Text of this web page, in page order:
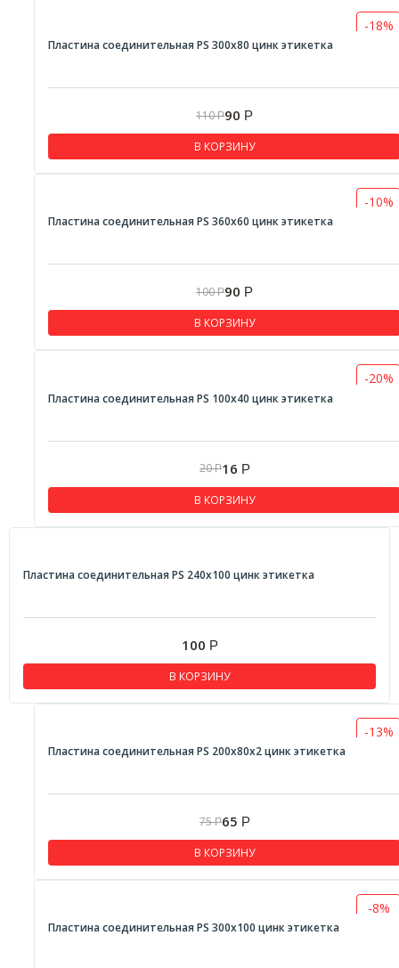
-18%
Пластина соединительная PS 300х80 цинк этикетка
110Р90 Р
В КОРЗИНУ
-10%
Пластина соединительная PS 360х60 цинк этикетка
100Р90 Р
В КОРЗИНУ
-20%
Пластина соединительная PS 100х40 цинк этикетка
20Р16 Р
В КОРЗИНУ
Пластина соединительная PS 240х100 цинк этикетка
100 Р
В КОРЗИНУ
-13%
Пластина соединительная PS 200х80х2 цинк этикетка
75Р65 Р
В КОРЗИНУ
-8%
Пластина соединительная PS 300х100 цинк этикетка